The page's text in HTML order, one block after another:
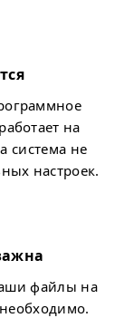
на
система не
настроек.
файлы на